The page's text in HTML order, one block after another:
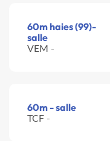
60m haies (99)-
salle
VEM -
60m - salle
TCF -